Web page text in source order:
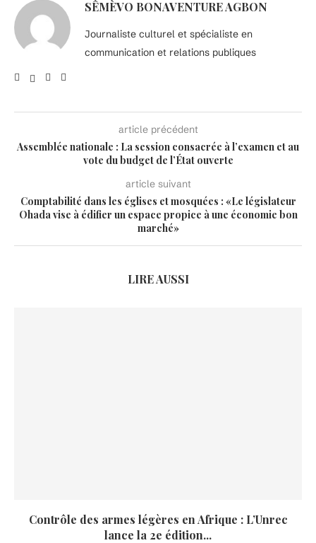
SÊMÈVO BONAVENTURE AGBON
Journaliste culturel et spécialiste en
communication et relations publiques
article précédent
Assemblée nationale : La session consacrée à l’examen et au
vote du budget de l’État ouverte
article suivant
Comptabilité dans les églises et mosquées : «Le législateur
Ohada vise à édifier un espace propice à une économie bon
marché»
LIRE AUSSI
Contrôle des armes légères en Afrique : L’Unrec
lance la 2e édition...